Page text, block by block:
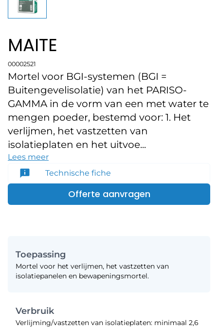
MAITE
00002521
Mortel voor BGI-systemen (BGI =
Buitengevelisolatie) van het PARISO-
GAMMA in de vorm van een met water te
mengen poeder, bestemd voor: 1. Het
verlijmen, het vastzetten van
isolatieplaten en het uitvoe...
Lees meer
Technische fiche
Offerte aanvragen
Toepassing
Mortel voor het verlijmen, het vastzetten van
isolatiepanelen en bewapeningsmortel.
Verbruik
Verlijming/vastzetten van isolatieplaten: minimaal 2,6